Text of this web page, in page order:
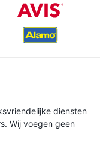
diensten
Wij voegen geen